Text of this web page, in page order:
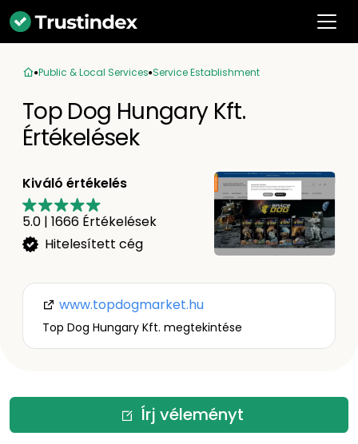
Public & Local Services Service Establishment
Top Dog Hungary Kft.
Értékelések
Kiváló értékelés
5.0 | 1666 Értékelések
Hitelesített cég
www.topdogmarket.hu
Top Dog Hungary Kft. megtekintése
Írj véleményt